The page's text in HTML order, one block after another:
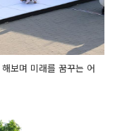
보며 미래를 꿈꾸는 어